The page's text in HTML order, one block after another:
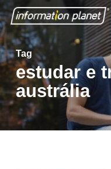
Skip
to
main
content
Tag
estudar e
austrália